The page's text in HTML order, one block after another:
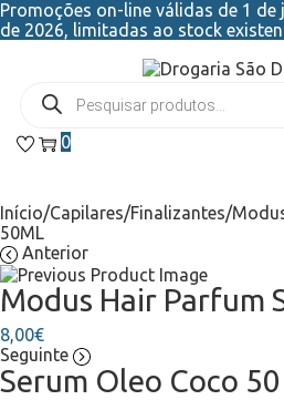
Promoções on-line válidas de 1 de
de 2026, limitadas ao stock
0
Início/Capilares/Finalizantes/
50ML
Anterior
Modus Hair Parfum
8,00€
Seguinte
Serum Oleo Coco